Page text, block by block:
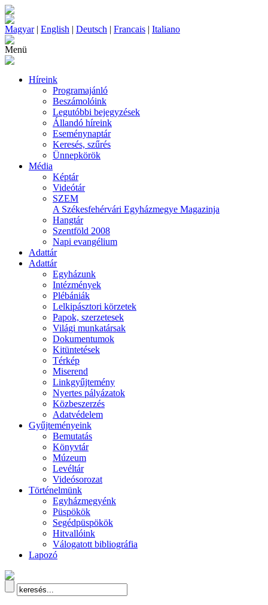
Magyar| English | Deutsch | Francais | Italiano
Menü
Híreink
Programajánló
Beszámolóink
Legutóbbi bejegyzések
Állandó híreink
Eseménynaptár
Keresés, szűrés
Ünnepkörök
Média
Képtár
Videótár
SZEM
A Székesfehérvári Egyházmegye Magazinja
Hangtár
Szentföld 2008
Napi evangélium
Adattár
Adattár
Egyházunk
Intézmények
Plébániák
Lelkipásztori körzetek
Papok, szerzetesek
Világi munkatársak
Dokumentumok
Kitüntetések
Térkép
Miserend
Linkgyűjtemény
Nyertes pályázatok
Közbeszerzés
Adatvédelem
Gyűjteményeink
Bemutatás
Könyvtár
Múzeum
Levéltár
Videósorozat
Történelmünk
Egyházmegyénk
Püspökök
Segédpüspökök
Hitvallóink
Válogatott bibliográfia
Lapozó